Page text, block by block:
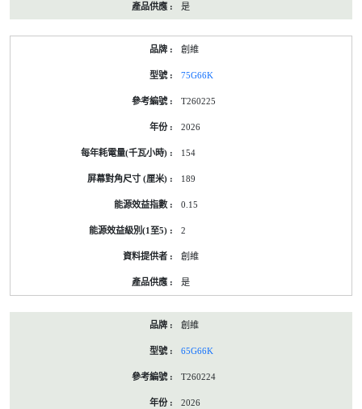
是
創維
75G66K
T260225
2026
154
189
0.15
2
創維
是
創維
65G66K
T260224
2026